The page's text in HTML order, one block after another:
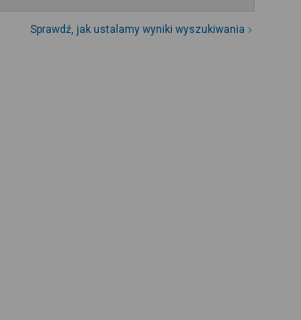
Sprawdź, jak ustalamy wyniki wyszukiwania